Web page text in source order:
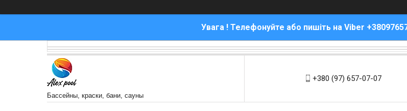
Увага ! Телефонуйте або пишіть на Viber
Бассейны, краски, бани, сауны
+380 (97) 657-07-07